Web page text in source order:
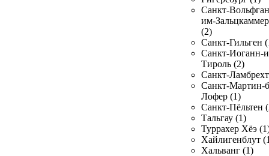
Санкт-
им-
(2)
Санкт-Гильген
Санкт-Иоганн-
Тироль (2)
Санкт-
Санкт-Мартин-
Лофер (1)
Санкт-Пёльтен
Тальгау (1)
Туррахер Хёэ
Хайлигенблут
Хальванг (1)